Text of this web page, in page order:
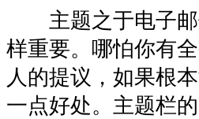
主题之于电子邮
样重要。哪怕你有
人的提议，如果根
一点好处。主题栏